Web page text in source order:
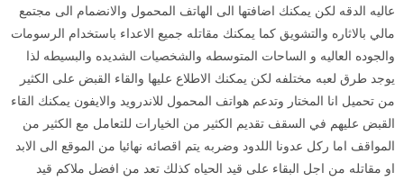
عاليه الدقه لكن يمكنك اضافتها الى الهاتف المحمول والانضمام الى مجتمع
مالي بالاثاره والتشويق كما يمكنك مقاتله جميع الاعداء باستخدام الرسومات
والجوده العاليه و الساحات المتوسطه والشخصيات الشديده والبسيطه لذا
يوجد طرق لعبه مختلفه لكن يمكنك الاطلاع عليها والقاء القبض على الكثير
من تحميل انا المختار وتدعم هواتف المحمول للاندرويد والايفون يمكنك القاء
القبض عليهم في السقف تقديم الكثير من الخيارات للتعامل مع الكثير من
المواقف اما ركل عدونا اللدود وضربه يتم اقصائه نهائيا من الموقع الى الابد
او مقاتله من اجل البقاء على قيد الحياه كذلك تعد من افضل ملاكم قيد